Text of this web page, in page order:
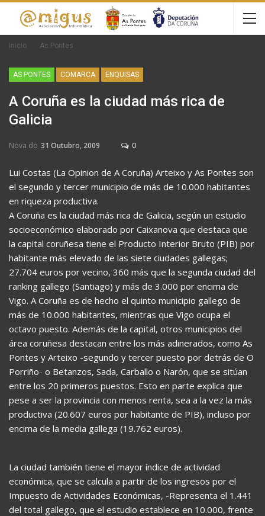
Inicio As Pontes
AS PONTES COMARCA ENQUISAS
A Coruña es la ciudad más rica de
Galicia
Nova do 31 Outubro, 2009 0
Lui Costas (La Opinion de A Coruña) Arteixo y As Pontes son
el segundo y tercer municipio de más de 10.000 habitantes
en riqueza productiva.
A Coruña es la ciudad más rica de Galicia, según un estudio
socioeconómico elaborado por Caixanova que destaca que
la capital coruñesa tiene el Producto Interior Bruto (PIB) por
habitante más elevado de las siete ciudades gallegas;
27.704 euros por vecino, 360 más que la segunda ciudad del
ranking gallego (Santiago) y más de 3.000 por encima de
Vigo. A Coruña es de hecho el quinto municipio gallego de
más de 10.000 habitantes, mientras que Vigo ocupa el
octavo puesto. Además de la capital, otros municipios del
área coruñesa destacan entre los más adinerados, como As
Pontes y Arteixo -segundo y tercer puesto por detrás de O
Porriño- o Betanzos, Sada, Carballo o Narón, que se sitúan
entre los 20 primeros puestos. Esto en parte explica que
pese a ser la provincia con menos renta, sea a la vez la más
productiva (20.607 euros por habitante de PIB), incluso por
encima de la media gallega (19.762 euros).
La ciudad también tiene el mayor índice de actividad
económica, que se calcula a partir de los ingresos por el
Impuesto de Actividades Económicas, -Representa el 1.441
del total gallego, que el estudio establece en 10.000, frente